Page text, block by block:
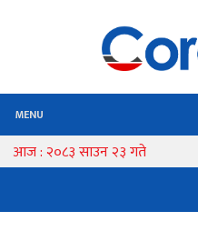
MENU
आज : २०८३ साउन २३ गते